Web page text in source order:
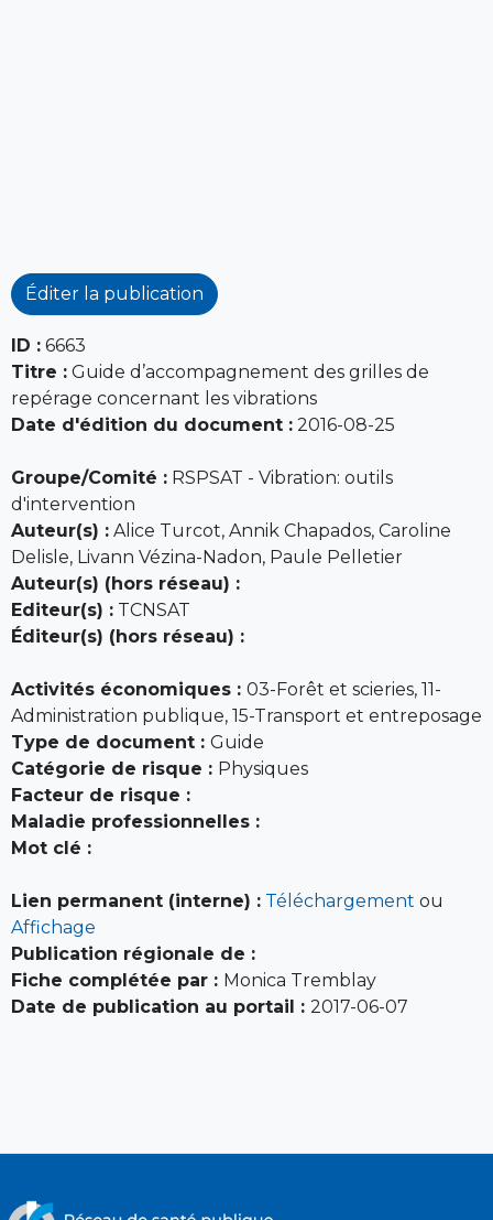
Éditer la publication
ID : 6663
Titre : Guide d’accompagnement des grilles de
repérage concernant les vibrations
Date d'édition du document : 2016-08-25
Groupe/Comité : RSPSAT - Vibration: outils
d'intervention
Auteur(s) : Alice Turcot, Annik Chapados, Caroline
Delisle, Livann Vézina-Nadon, Paule Pelletier
Auteur(s) (hors réseau) :
Editeur(s) : TCNSAT
Éditeur(s) (hors réseau) :
Activités économiques : 03-Forêt et scieries, 11-
Administration publique, 15-Transport et entreposage
Type de document : Guide
Catégorie de risque : Physiques
Facteur de risque :
Maladie professionnelles :
Mot clé :
Lien permanent (interne) : Téléchargement ou
Affichage
Publication régionale de :
Fiche complétée par : Monica Tremblay
Date de publication au portail : 2017-06-07